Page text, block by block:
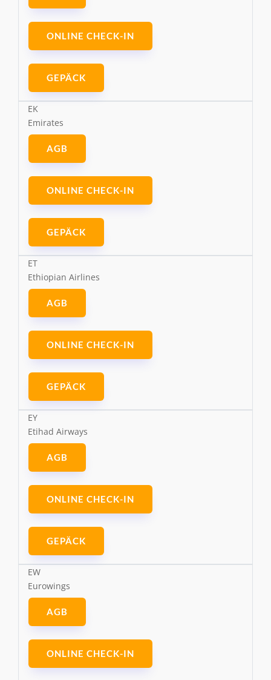
ONLINE CHECK-IN
GEPÄCK
EK
Emirates
AGB
ONLINE CHECK-IN
GEPÄCK
ET
Ethiopian Airlines
AGB
ONLINE CHECK-IN
GEPÄCK
EY
Etihad Airways
AGB
ONLINE CHECK-IN
GEPÄCK
EW
Eurowings
AGB
ONLINE CHECK-IN